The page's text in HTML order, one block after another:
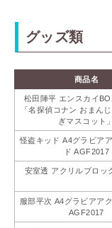
グッズ類
商品名
松田陣平 エンスカイ
「名探偵コナン おまん
ぎマスコット」
怪盗キッド A4グラビア
ド AGF2017
安室透 アクリルブロッ
服部平次 A4グラビアア
AGF2017